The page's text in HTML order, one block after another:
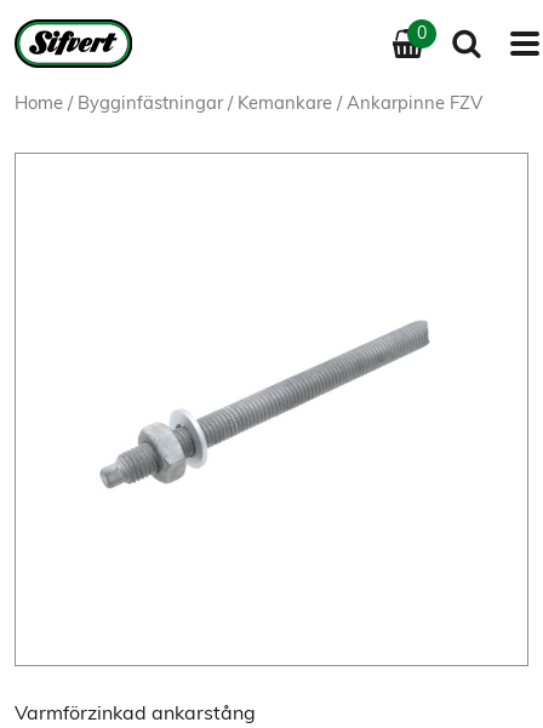
0
Home / Bygginfästningar/ Kemankare / Ankarpinne FZV
Varmförzinkad ankarstång